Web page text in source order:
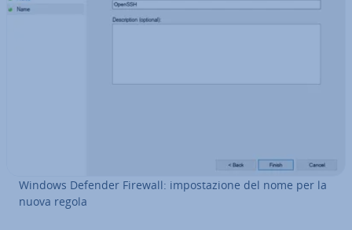
Windows Defender Firewall: im­po­sta­zio­ne del nome per la
nuova regola